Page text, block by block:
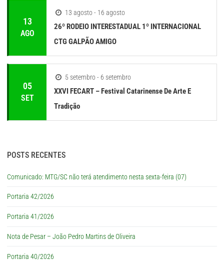
13
AGO
13 agosto - 16 agosto
26º RODEIO INTERESTADUAL 1º INTERNACIONAL
CTG GALPÃO AMIGO
05
SET
5 setembro - 6 setembro
XXVI FECART – Festival Catarinense De Arte E
Tradição
POSTS RECENTES
Comunicado: MTG/SC não terá atendimento nesta sexta-feira (07)
Portaria 42/2026
Portaria 41/2026
Nota de Pesar – João Pedro Martins de Oliveira
Portaria 40/2026